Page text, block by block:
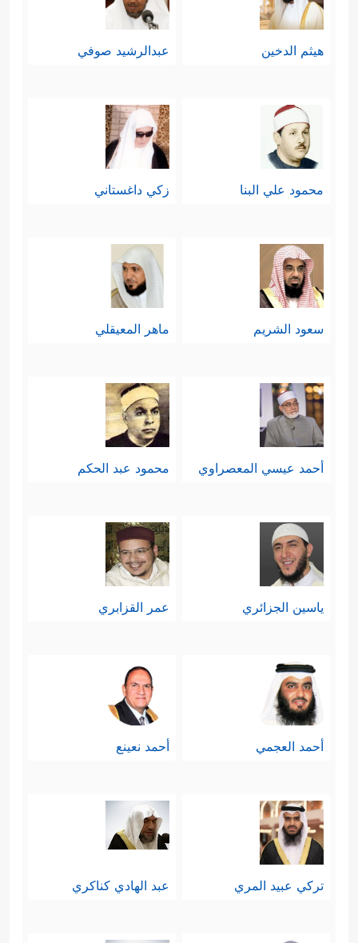
هيثم الدخين عبدالرشيد صوفي
محمود علي البنا زكي داغستاني
سعود الشريم ماهر المعيقلي
أحمد عيسي المعصراوي محمود عبد الحكم
ياسين الجزائري عمر القزابري
أحمد العجمي أحمد نعينع
تركي عبيد المري عبد الهادي كناكري